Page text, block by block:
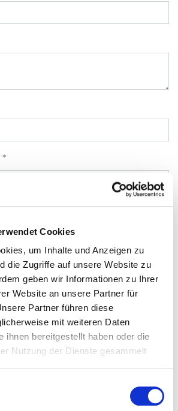
Cookies
um Inhalte und Anzeigen zu
die Zugriffe auf unsere Website zu
geben wir Informationen zu Ihrer
Website an unsere Partner für
Partner führen diese
mit weiteren Daten
ihnen bereitgestellt haben oder die
Nutzung der Dienste gesammelt